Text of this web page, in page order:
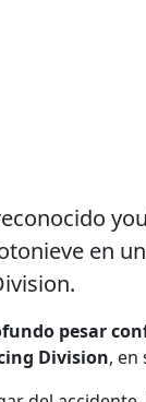
en
pesar
Division, en